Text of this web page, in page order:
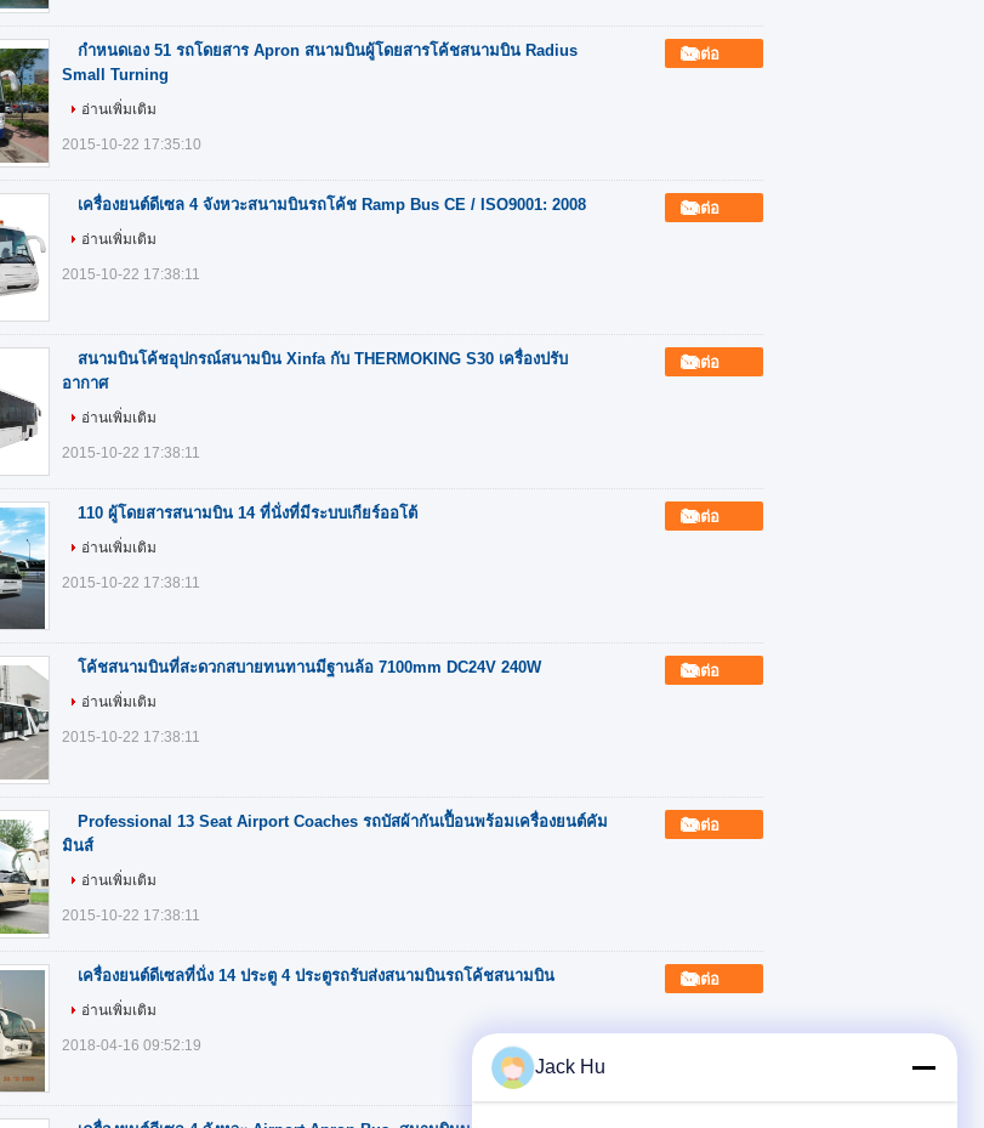
กำหนดเอง 51 รถโดยสาร Apron สนามบินผู้โดยสารโค้ชสนามบิน Radius
Small Turning
ติดต่อ
อ่านเพิ่มเติม
2015-10-22 17:35:10
เครื่องยนต์ดีเซล 4 จังหวะสนามบินรถโค้ช Ramp Bus CE / ISO9001: 2008 ติดต่อ
อ่านเพิ่มเติม
2015-10-22 17:38:11
สนามบินโค้ชอุปกรณ์สนามบิน Xinfa กับ THERMOKING S30 เครื่องปรับ
อากาศ
ติดต่อ
อ่านเพิ่มเติม
2015-10-22 17:38:11
110 ผู้โดยสารสนามบิน 14 ที่นั่งที่มีระบบเกียร์ออโต้ ติดต่อ
อ่านเพิ่มเติม
2015-10-22 17:38:11
โค้ชสนามบินที่สะดวกสบายทนทานมีฐานล้อ 7100mm DC24V 240W ติดต่อ
อ่านเพิ่มเติม
2015-10-22 17:38:11
Professional 13 Seat Airport Coaches รถบัสผ้ากันเปื้อนพร้อมเครื่องยนต์คัม
มินส์
ติดต่อ
อ่านเพิ่มเติม
2015-10-22 17:38:11
เครื่องยนต์ดีเซลที่นั่ง 14 ประตู 4 ประตูรถรับส่งสนามบินรถโค้ชสนามบิน ติดต่อ
อ่านเพิ่มเติม
2018-04-16 09:52:19
Jack Hu